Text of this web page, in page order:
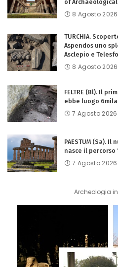
of
8 Agosto 2026
TURCHIA.
Aspendos uno
Asclepio e
8 Agosto 2026
FELTRE (Bl). Il
ebbe luogo
7 Agosto 2026
PAESTUM (Sa).
nasce il percorso
7 Agosto 2026
Archeologia